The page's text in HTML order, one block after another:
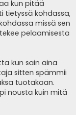
kun pitää
tietyssä kohdassa,
missä sen
pelaamisesta
kun sain aina
sitten spämmii
tuotakaan.
nousta kuin mitä